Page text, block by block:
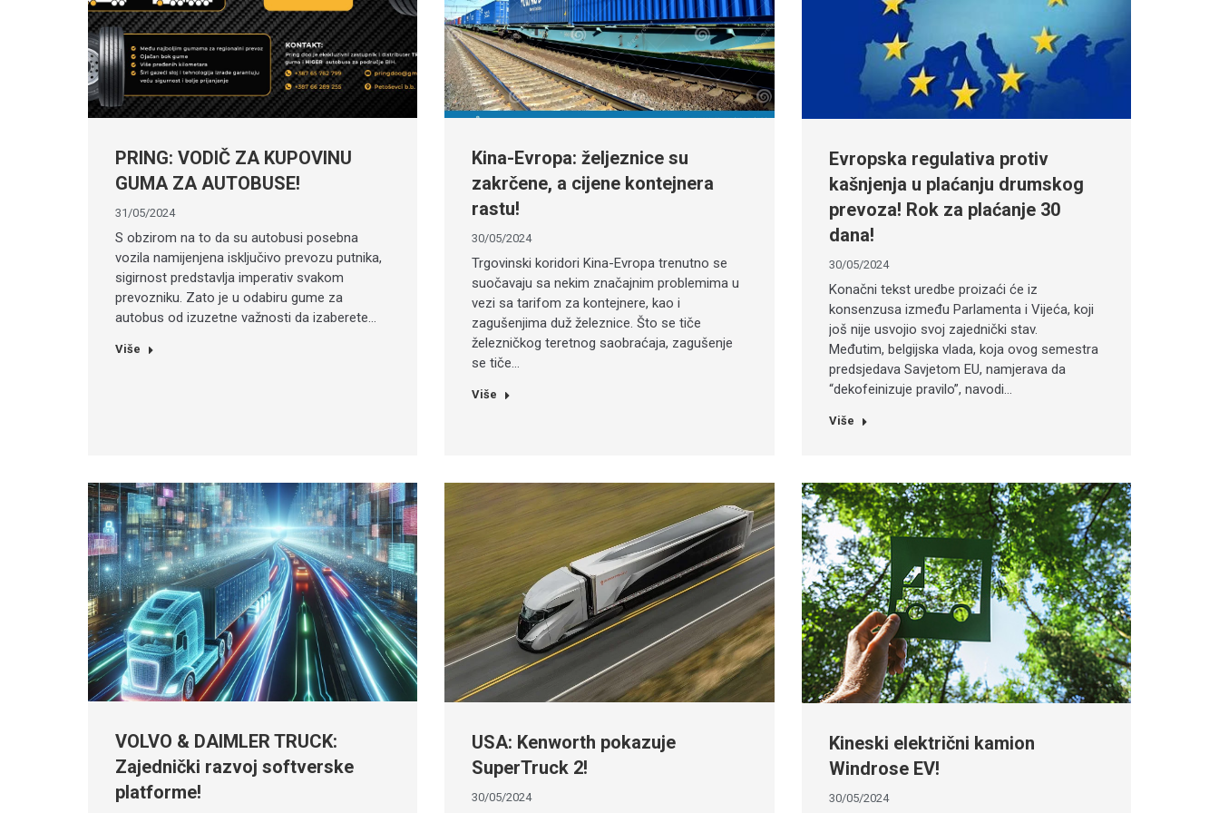
PRING: VODIČ ZA KUPOVINU
GUMA ZA AUTOBUSE!
31/05/2024
S obzirom na to da su autobusi posebna
vozila namijenjena isključivo prevozu putnika,
sigirnost predstavlja imperativ svakom
prevozniku. Zato je u odabiru gume za
autobus od izuzetne važnosti da izaberete…
Više
Kina-Evropa: željeznice su
zakrčene, a cijene kontejnera
rastu!
30/05/2024
Trgovinski koridori Kina-Evropa trenutno se
suočavaju sa nekim značajnim problemima u
vezi sa tarifom za kontejnere, kao i
zagušenjima duž železnice. Što se tiče
železničkog teretnog saobraćaja, zagušenje
se tiče…
Više
Evropska regulativa protiv
kašnjenja u plaćanju drumskog
prevoza! Rok za plaćanje 30
dana!
30/05/2024
Konačni tekst uredbe proizaći će iz
konsenzusa između Parlamenta i Vijeća, koji
još nije usvojio svoj zajednički stav.
Međutim, belgijska vlada, koja ovog semestra
predsjedava Savjetom EU, namjerava da
“dekofeinizuje pravilo”, navodi…
Više
VOLVO & DAIMLER TRUCK:
Zajednički razvoj softverske
platforme!
USA: Kenworth pokazuje
SuperTruck 2!
30/05/2024
Kineski električni kamion
Windrose EV!
30/05/2024